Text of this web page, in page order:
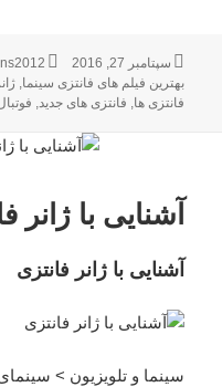
ارسال
شده
در
سپتامبر 27, 2016 نویسنده
بهترین فیلم های فانتزی سینما,
فانتزی ها, فانتزی های جدید,
آشنایی با ژانر
آشنایی با ژانر فانتزی
سینما و تلویزیون >